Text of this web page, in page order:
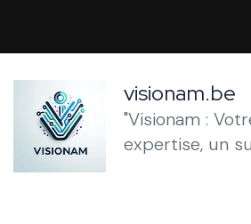
contenu
(Pressez
Entrée)
visionam.be
"Visionam :
expertise, un